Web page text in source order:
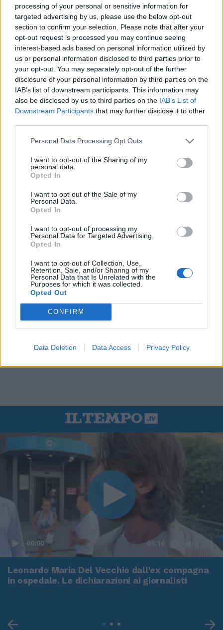
processing of your personal or sensitive information for
targeted advertising by us, please use the below opt-out
section to confirm your selection. Please note that after your
opt-out request is processed you may continue seeing
interest-based ads based on personal information utilized by
us or personal information disclosed to third parties prior to
your opt-out. You may separately opt-out of the further
disclosure of your personal information by third parties on the
IAB’s list of downstream participants. This information may
also be disclosed by us to third parties on the IAB’s List of
Downstream Participants that may further disclose it to other
Personal Data Processing Opt Outs
I want to opt-out of the Sharing of my
personal data.
Opted In
I want to opt-out of the Sale of my
Personal Data.
Opted In
I want to opt-out of processing my
Personal Data for Targeted Advertising.
Opted In
I want to opt-out of Collection, Use,
Retention, Sale, and/or Sharing of my
Personal Data that Is Unrelated with the
Purposes for which it was collected.
Opted Out
CONFIRM
Data Deletion Data Access Privacy Policy
00:00 01:16
Leonardo Maria Del Vecchio dall'ex compagna
in ospedale. Le dichiarazioni ai giornalisti